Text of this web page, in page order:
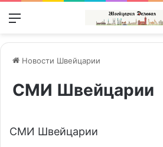
Меню
Новости Швейцарии
СМИ Швейцарии
СМИ Швейцарии